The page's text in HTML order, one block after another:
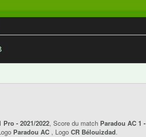
- 2021/2022, Score du match Paradou AC 1 -
Paradou AC , Logo CR Bélouizdad.